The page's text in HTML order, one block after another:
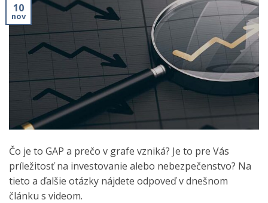
10
nov
Čo je to GAP a prečo v grafe vzniká? Je to pre Vás
príležitosť na investovanie alebo nebezpečenstvo? Na
tieto a ďalšie otázky nájdete odpoveď v dnešnom
článku s videom.